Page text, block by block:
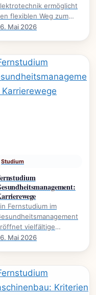
ermöglicht
flexiblen Weg zum
Mehr
Mai 2026
Studium
Fernstudium im
vielfältige
in einem
Mai 2026